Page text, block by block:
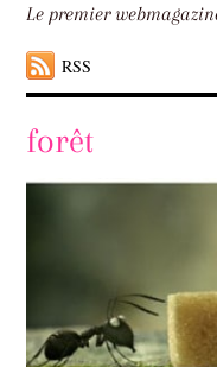
Le premier
RSS
forêt